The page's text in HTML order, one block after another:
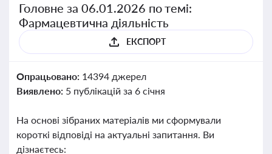
Головне за 06.01.2026 по темі:
Фармацевтична діяльність
ЕКСПОРТ
Опрацьовано: 14394 джерел
Виявлено: 5 публікацій за 6 січня
На основі зібраних матеріалів ми сформували
короткі відповіді на актуальні запитання. Ви
дізнаєтесь: